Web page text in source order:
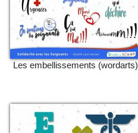
Les embellissements (wordarts)